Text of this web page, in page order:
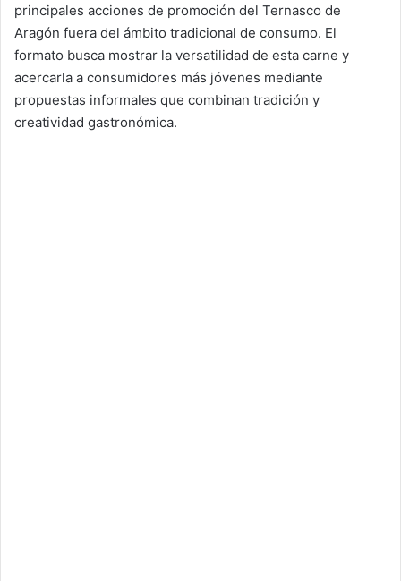
principales acciones de promoción del Ternasco de
Aragón fuera del ámbito tradicional de consumo. El
formato busca mostrar la versatilidad de esta carne y
acercarla a consumidores más jóvenes mediante
propuestas informales que combinan tradición y
creatividad gastronómica.